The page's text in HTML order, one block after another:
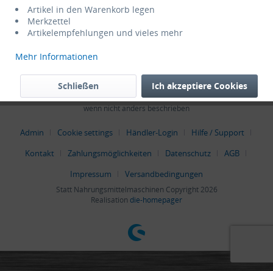
Service Hotline
Shop Service
Informationen
* Alle Preise verstehen sich zzgl. Mehrwertsteuer und
wenn nicht anders beschrieben
Admin Cookie settings Händler-Login
Hilfe / Support
Kontakt
Zahlungsmöglichkeiten Datenschutz
AGB
Impressum
Versandbedingungen
Statt Nahrungsmittelmaschinen Copyright 2026
Realisation die-homepager
Artikel in den Warenkorb legen
Merkzettel
Artikelempfehlungen und vieles mehr
Mehr Informationen
Ich akzeptiere Cookies
Schließen